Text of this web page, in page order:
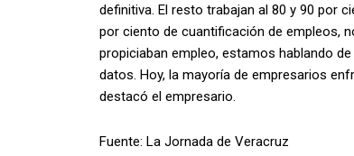
definitiva. El resto trabajan al 80 y 90 por
por ciento de cuantificación de empleos,
propiciaban empleo, estamos hablando
datos. Hoy, la mayoría de empresarios
destacó el empresario.
Fuente: La Jornada de Veracruz